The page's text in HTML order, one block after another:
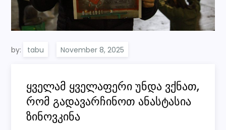
by: tabu
ყველამ ყველაფერი უნდა ვქნათ,
რომ გადავარჩინოთ ანასტასია
ზინოვკინა